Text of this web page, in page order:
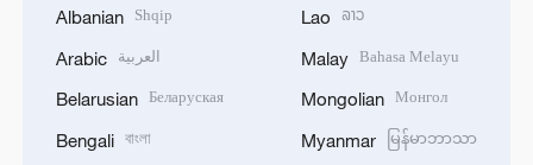
Albanian Shqip
Arabic العربية
Belarusian Беларуская
Bengali বাংলা
Lao ລາວ
Malay Bahasa Melayu
Mongolian Монгол
Myanmar မြန်မာဘာသာ